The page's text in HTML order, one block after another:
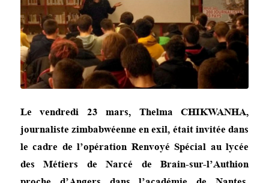
Le vendredi 23 mars, Thelma CHIKWANHA,
journaliste zimbabwéenne en exil, était invitée dans
le cadre de l’opération Renvoyé Spécial au lycée
des Métiers de Narcé de Brain-sur-l’Authion